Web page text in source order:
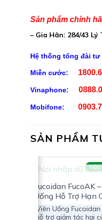
Betain
Riboflavin: 1mg
Vitamin B12:
Công Dụng
Đối Tượng
Sản phẩm chính
– Gia Hân: 284/43
Hệ thống tổng đài tư
Miễn cước:
Vinaphone:
Mobifone:
SẢN PHẨM
Hộp
Fucoidan FucoAK
Uống Hỗ Trợ Hạn
Oxy Hóa (Hộp 50
Viên Uống
hỗ trợ giảm tác hại